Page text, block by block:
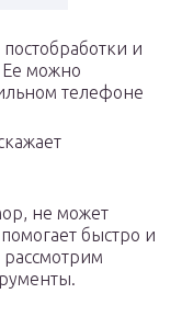
и
Ее можно
телефоне
не может
быстро и
рассмотрим